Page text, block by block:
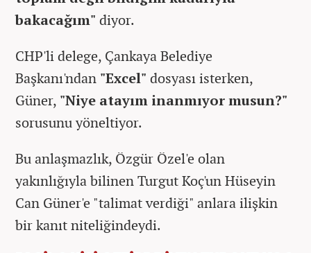
bakacağım" diyor.
CHP'li delege, Çankaya Belediye
Başkanı'ndan "Excel" dosyası isterken,
Güner, "Niye atayım inanmıyor musun?"
sorusunu yöneltiyor.
Bu anlaşmazlık, Özgür Özel'e olan
yakınlığıyla bilinen Turgut Koç'un Hüseyin
Can Güner'e "talimat verdiği" anlara ilişkin
bir kanıt niteliğindeydi.